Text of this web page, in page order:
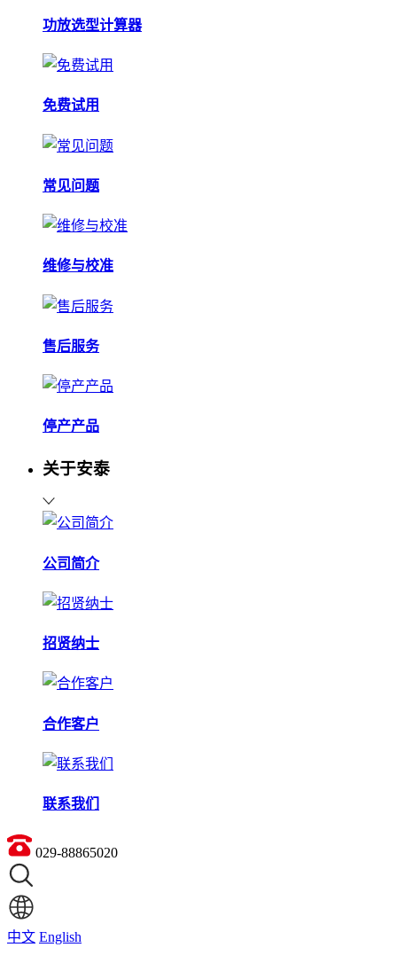
功放选型计算器
免费试用
常见问题
维修与校准
售后服务
停产产品
关于安泰
公司简介
招贤纳士
合作客户
联系我们
029-88865020
中文 English